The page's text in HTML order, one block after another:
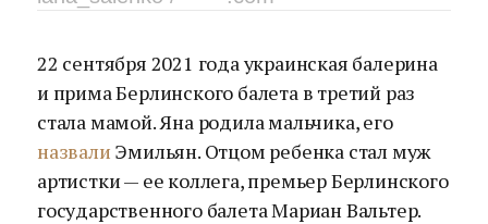
22 сентября 2021 года украинская балерина
и прима Берлинского балета в третий раз
стала мамой. Яна родила мальчика, его
назвали Эмильян. Отцом ребенка стал муж
артистки — ее коллега, премьер Берлинского
государственного балета Мариан Вальтер.